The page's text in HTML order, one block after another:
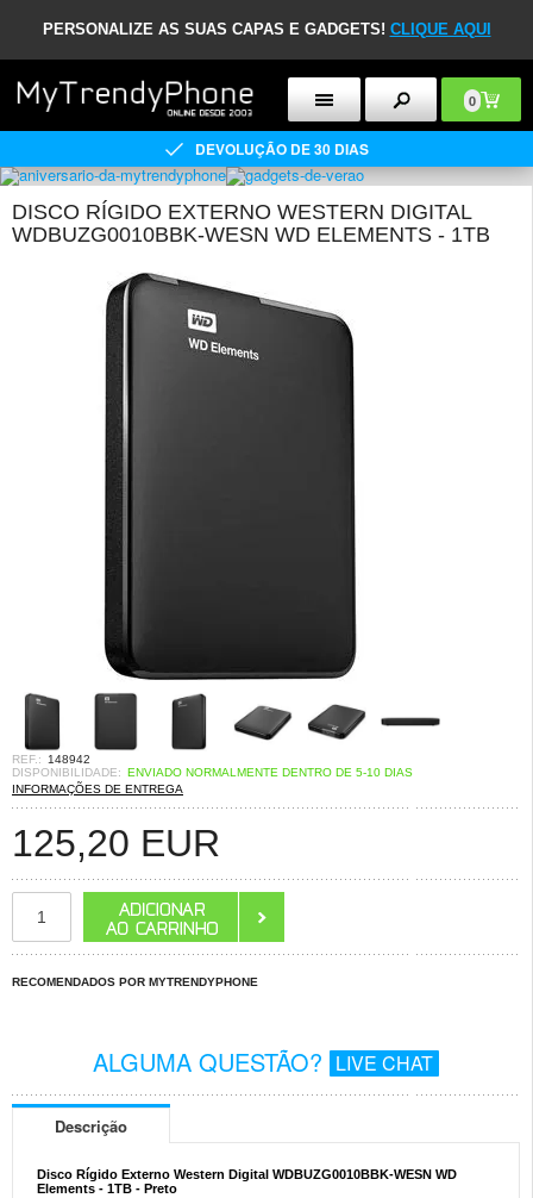
PERSONALIZE AS SUAS CAPAS E GADGETS! CLIQUE AQUI
0
DEVOLUÇÃO DE 30 DIAS
DISCO RÍGIDO EXTERNO WESTERN DIGITAL
WDBUZG0010BBK-WESN WD ELEMENTS - 1TB
REF.:
148942
DISPONIBILIDADE: ENVIADO NORMALMENTE DENTRO DE 5-10 DIAS
INFORMAÇÕES DE ENTREGA
125,20 EUR
RECOMENDADOS POR MYTRENDYPHONE
ALGUMA QUESTÃO? LIVE CHAT
Descrição
Disco Rígido Externo Western Digital WDBUZG0010BBK-WESN WD
Elements - 1TB - Preto